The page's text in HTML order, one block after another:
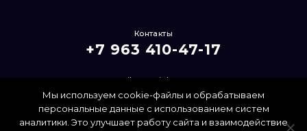
Мы используем cookie-файлы и обрабатываем
персональные данные с использованием систем
аналитики. Это улучшает работу сайта и взаимодействие
Контакты
+7 963 410-47-17
mailpon@inbox.ru
Политика конфиденциальности